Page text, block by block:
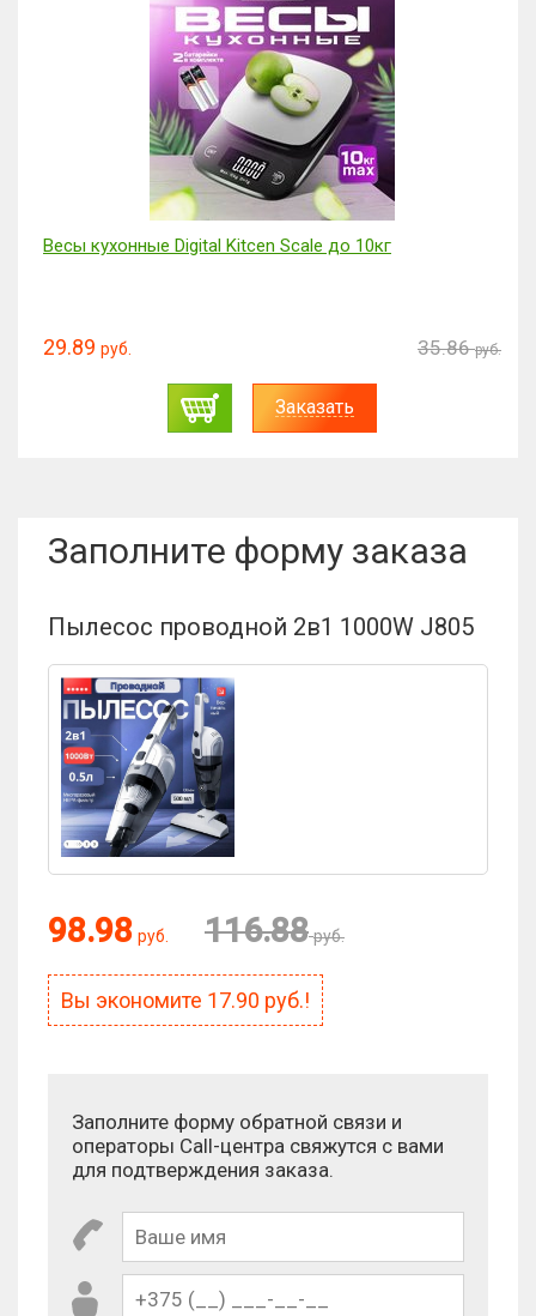
Весы кухонные Digital Kitcen Scale до 10кг
29.89 руб. 35.86 руб.
Заказать
Заполните форму заказа
Пылесос проводной 2в1 1000W J805
98.98 руб. 116.88 руб.
Вы экономите 17.90 руб.!
Заполните форму обратной связи и
операторы Call-центра свяжутся с вами
для подтверждения заказа.